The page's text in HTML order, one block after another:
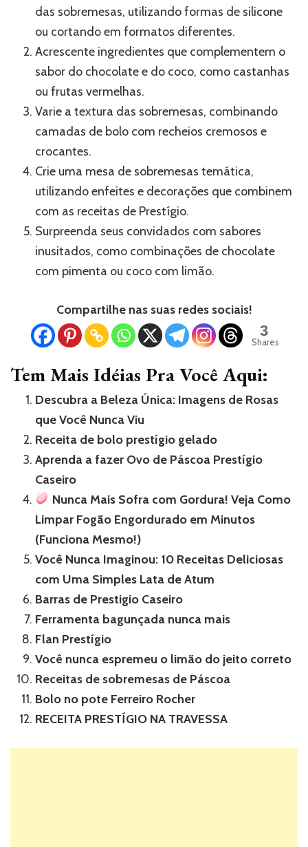
das sobremesas, utilizando formas de silicone
ou cortando em formatos diferentes.
Acrescente ingredientes que complementem o
sabor do chocolate e do coco, como castanhas
ou frutas vermelhas.
Varie a textura das sobremesas, combinando
camadas de bolo com recheios cremosos e
crocantes.
Crie uma mesa de sobremesas temática,
utilizando enfeites e decorações que combinem
com as receitas de Prestígio.
Surpreenda seus convidados com sabores
inusitados, como combinações de chocolate
com pimenta ou coco com limão.
Compartilhe nas suas redes sociais!
3
Shares
Tem Mais Idéias Pra Você Aqui:
Descubra a Beleza Única: Imagens de Rosas
que Você Nunca Viu
Receita de bolo prestígio gelado
Aprenda a fazer Ovo de Páscoa Prestígio
Caseiro
Nunca Mais Sofra com Gordura! Veja Como
Limpar Fogão Engordurado em Minutos
(Funciona Mesmo!)
Você Nunca Imaginou: 10 Receitas Deliciosas
com Uma Simples Lata de Atum
Barras de Prestigio Caseiro
Ferramenta bagunçada nunca mais
Flan Prestígio
Você nunca espremeu o limão do jeito correto
Receitas de sobremesas de Páscoa
Bolo no pote Ferreiro Rocher
RECEITA PRESTÍGIO NA TRAVESSA